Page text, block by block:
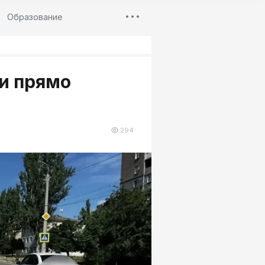
Образование
прямо
294